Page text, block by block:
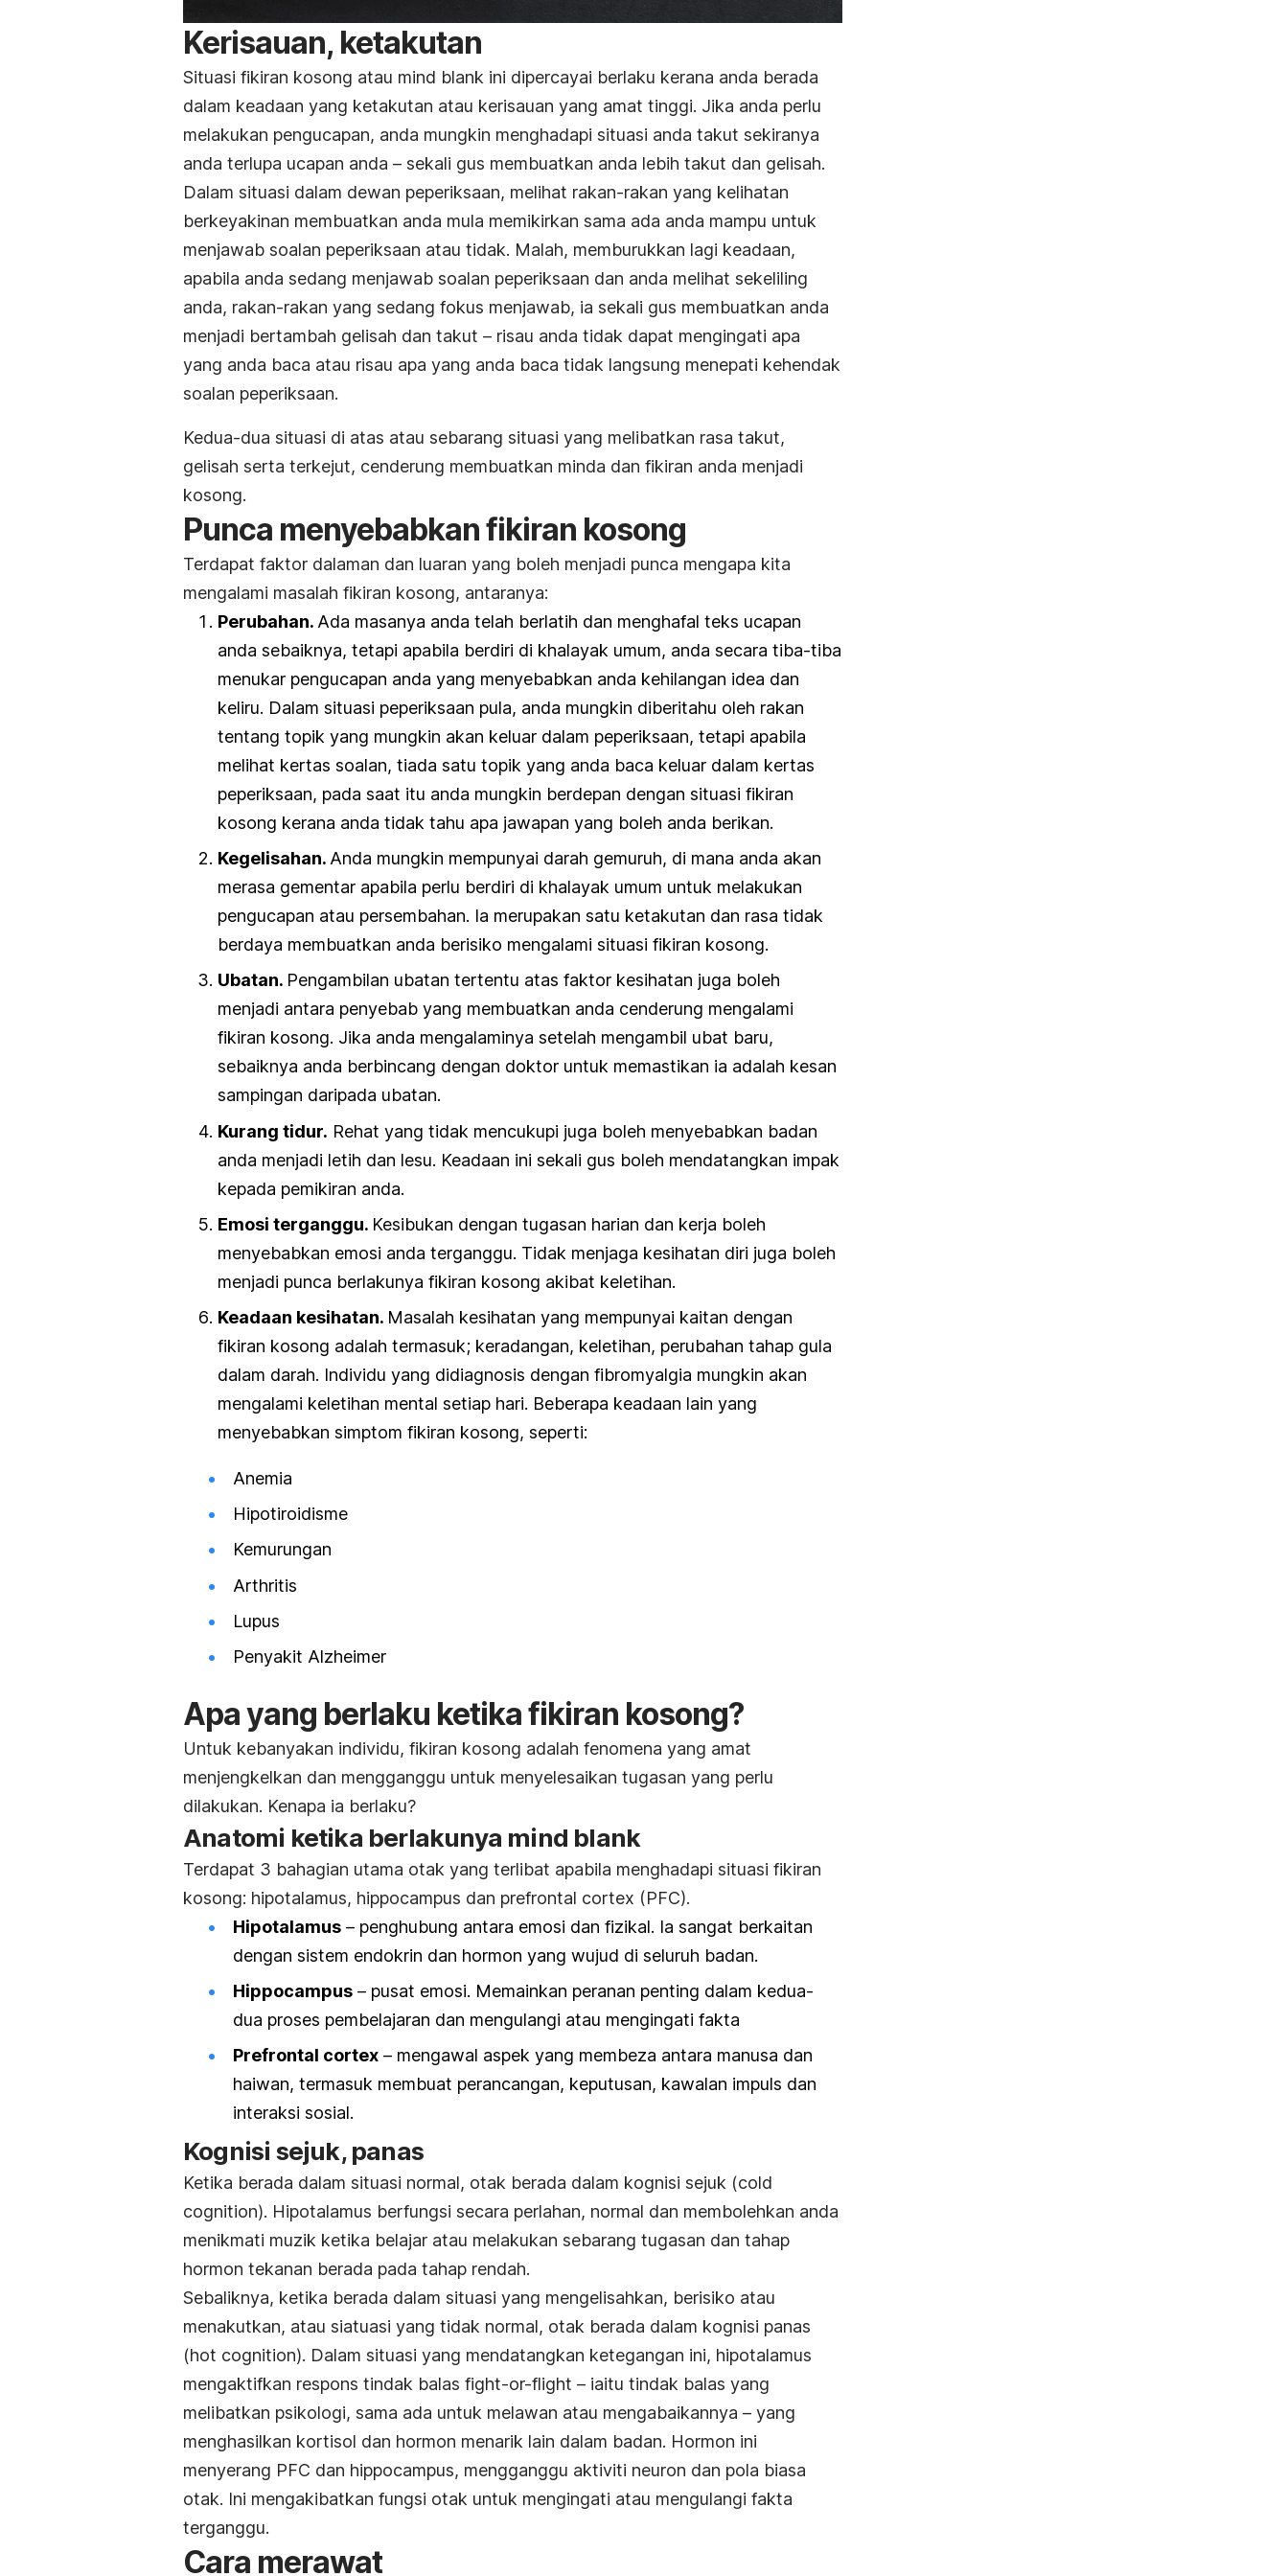
Kerisauan, ketakutan
Situasi fikiran kosong atau mind blank ini dipercayai berlaku kerana anda berada
dalam keadaan yang ketakutan atau kerisauan yang amat tinggi. Jika anda perlu
melakukan pengucapan, anda mungkin menghadapi situasi anda takut sekiranya
anda terlupa ucapan anda – sekali gus membuatkan anda lebih takut dan gelisah.
Dalam situasi dalam dewan peperiksaan, melihat rakan-rakan yang kelihatan
berkeyakinan membuatkan anda mula memikirkan sama ada anda mampu untuk
menjawab soalan peperiksaan atau tidak. Malah, memburukkan lagi keadaan,
apabila anda sedang menjawab soalan peperiksaan dan anda melihat sekeliling
anda, rakan-rakan yang sedang fokus menjawab, ia sekali gus membuatkan anda
menjadi bertambah gelisah dan takut – risau anda tidak dapat mengingati apa
yang anda baca atau risau apa yang anda baca tidak langsung menepati kehendak
soalan peperiksaan.
Kedua-dua situasi di atas atau sebarang situasi yang melibatkan rasa takut,
gelisah serta terkejut, cenderung membuatkan minda dan fikiran anda menjadi
kosong.
Punca menyebabkan fikiran kosong
Terdapat faktor dalaman dan luaran yang boleh menjadi punca mengapa kita
mengalami masalah fikiran kosong, antaranya:
Perubahan. Ada masanya anda telah berlatih dan menghafal teks ucapan
anda sebaiknya, tetapi apabila berdiri di khalayak umum, anda secara tiba-tiba
menukar pengucapan anda yang menyebabkan anda kehilangan idea dan
keliru. Dalam situasi peperiksaan pula, anda mungkin diberitahu oleh rakan
tentang topik yang mungkin akan keluar dalam peperiksaan, tetapi apabila
melihat kertas soalan, tiada satu topik yang anda baca keluar dalam kertas
peperiksaan, pada saat itu anda mungkin berdepan dengan situasi fikiran
kosong kerana anda tidak tahu apa jawapan yang boleh anda berikan.
Kegelisahan.Anda mungkin mempunyai darah gemuruh, di mana anda akan
merasa gementar apabila perlu berdiri di khalayak umum untuk melakukan
pengucapan atau persembahan. Ia merupakan satu ketakutan dan rasa tidak
berdaya membuatkan anda berisiko mengalami situasi fikiran kosong.
Ubatan. Pengambilan ubatan tertentu atas faktor kesihatan juga boleh
menjadi antara penyebab yang membuatkan anda cenderung mengalami
fikiran kosong. Jika anda mengalaminya setelah mengambil ubat baru,
sebaiknya anda berbincang dengan doktor untuk memastikan ia adalah kesan
sampingan daripada ubatan.
Kurang tidur. Rehat yang tidak mencukupi juga boleh menyebabkan badan
anda menjadi letih dan lesu. Keadaan ini sekali gus boleh mendatangkan impak
kepada pemikiran anda.
Emosi terganggu. Kesibukan dengan tugasan harian dan kerja boleh
menyebabkan emosi anda terganggu. Tidak menjaga kesihatan diri juga boleh
menjadi punca berlakunya fikiran kosong akibat keletihan.
Keadaan kesihatan. Masalah kesihatan yang mempunyai kaitan dengan
fikiran kosong adalah termasuk; keradangan, keletihan, perubahan tahap gula
dalam darah. Individu yang didiagnosis dengan fibromyalgia mungkin akan
mengalami keletihan mental setiap hari. Beberapa keadaan lain yang
menyebabkan simptom fikiran kosong, seperti:
Anemia
Hipotiroidisme
Kemurungan
Arthritis
Lupus
Penyakit Alzheimer
Apa yang berlaku ketika fikiran kosong?
Untuk kebanyakan individu, fikiran kosong adalah fenomena yang amat
menjengkelkan dan mengganggu untuk menyelesaikan tugasan yang perlu
dilakukan. Kenapa ia berlaku?
Anatomi ketika berlakunya mind blank
Terdapat 3 bahagian utama otak yang terlibat apabila menghadapi situasi fikiran
kosong: hipotalamus, hippocampus dan prefrontal cortex (PFC).
Hipotalamus – penghubung antara emosi dan fizikal. Ia sangat berkaitan
dengan sistem endokrin dan hormon yang wujud di seluruh badan.
Hippocampus – pusat emosi. Memainkan peranan penting dalam kedua-
dua proses pembelajaran dan mengulangi atau mengingati fakta
Prefrontal cortex – mengawal aspek yang membeza antara manusa dan
haiwan, termasuk membuat perancangan, keputusan, kawalan impuls dan
interaksi sosial.
Kognisi sejuk, panas
Ketika berada dalam situasi normal, otak berada dalam kognisi sejuk (cold
cognition). Hipotalamus berfungsi secara perlahan, normal dan membolehkan anda
menikmati muzik ketika belajar atau melakukan sebarang tugasan dan tahap
hormon tekanan berada pada tahap rendah.
Sebaliknya, ketika berada dalam situasi yang mengelisahkan, berisiko atau
menakutkan, atau siatuasi yang tidak normal, otak berada dalam kognisi panas
(hot cognition). Dalam situasi yang mendatangkan ketegangan ini, hipotalamus
mengaktifkan respons tindak balas fight-or-flight – iaitu tindak balas yang
melibatkan psikologi, sama ada untuk melawan atau mengabaikannya – yang
menghasilkan kortisol dan hormon menarik lain dalam badan. Hormon ini
menyerang PFC dan hippocampus, mengganggu aktiviti neuron dan pola biasa
otak. Ini mengakibatkan fungsi otak untuk mengingati atau mengulangi fakta
terganggu.
Cara merawat